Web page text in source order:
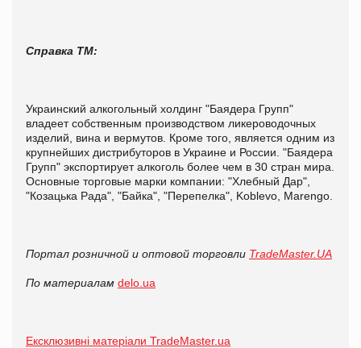
Справка ТМ:
Украинский алкогольный холдинг "Баядера Групп"
владеет собственным производством ликероводочных
изделий, вина и вермутов. Кроме того, является одним из
крупнейших дистрибуторов в Украине и России. "Баядера
Групп" экспортирует алкоголь более чем в 30 стран мира.
Основные торговые марки компании: "Хлебный Дар",
"Козацька Рада", "Байка", "Перепелка", Koblevo, Marengo.
Портал розничной и оптовой торговли TradeMaster.UA
По материалам delo.ua
Ексклюзивні матеріали TradeMaster.ua